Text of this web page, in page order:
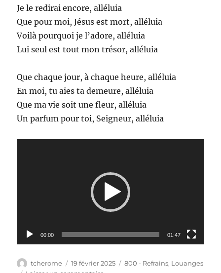
Je le redirai encore, alléluia
Que pour moi, Jésus est mort, alléluia
Voilà pourquoi je l’adore, alléluia
Lui seul est tout mon trésor, alléluia
Que chaque jour, à chaque heure, alléluia
En moi, tu aies ta demeure, alléluia
Que ma vie soit une fleur, alléluia
Un parfum pour toi, Seigneur, alléluia
00:00 01:47
Auteur
tcherome
Publié
19 février 2025 Catégories
800 - Refrains, Louanges